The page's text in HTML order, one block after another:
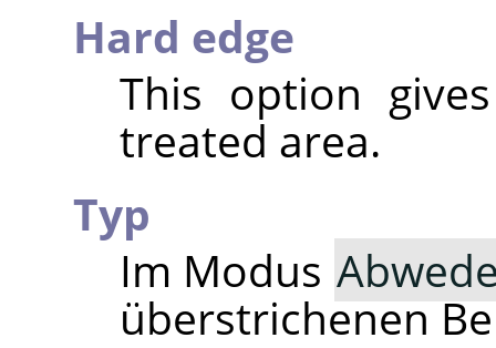
Hard edge
This option
treated area.
Typ
Im Modus
überstrichenen